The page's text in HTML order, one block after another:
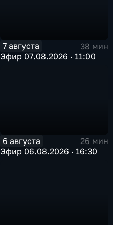
7 августа
38 мин
Эфир 07.08.2026 · 11:00
6 августа
26 мин
Эфир 06.08.2026 · 16:30